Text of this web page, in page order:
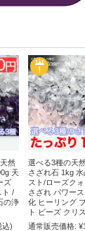
然
天
ズ
ト /
の浄
込)
選べる3種の天
さざれ石 1kg
スト/ローズク
さざれ パワー
化 ヒーリング
ト ビーズ クリ
通常販売価格: